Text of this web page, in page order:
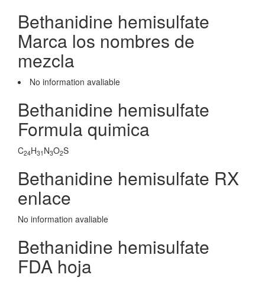
Bethanidine hemisulfate
Marca los nombres de
mezcla
No information avaliable
Bethanidine hemisulfate
Formula quimica
C24H31 N3O2S
Bethanidine hemisulfate RX
enlace
No information avaliable
Bethanidine hemisulfate
FDA hoja